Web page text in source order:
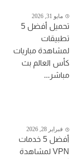
مايو 31, 2026
تحميل أفضل 5
تطبيقات
لمشاهدة مباريات
كأس العالم بث
مباشر...
فبراير 28, 2026
أفضل 5 خدمات
VPN لمشاهدة